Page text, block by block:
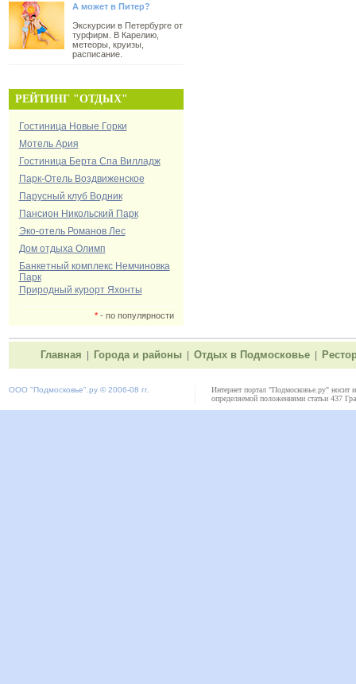
А может в Питер?
Экскурсии в Петербурге от
турфирм. В Карелию,
метеоры, круизы,
расписание.
РЕЙТИНГ "ОТДЫХ"
Гостиница Новые Горки
Мотель Ария
Гостиница Берта Спа Вилладж
Парк-Отель Воздвиженское
Парусный клуб Водник
Пансион Никольский Парк
Эко-отель Романов Лес
Дом отдыха Олимп
Банкетный комплекс Немчиновка
Парк
Природный курорт Яхонты
*- по популярности
Главная Города и районы Отдых в Подмосковье
ООО "Подмосковье" .ру © 2006-08 гг.
Интернет портал "Подмосковье.ру" носит
определяемой положениями статьи 437